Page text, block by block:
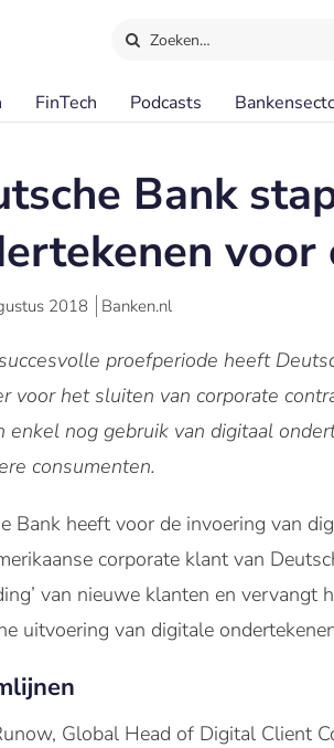
Zoeken…
FinTech Podcasts
Bank
2018 Banken.nl
proefperiode heeft
voor het sluiten van corporate
enkel nog gebruik van digitaal
consumenten.
Bank heeft voor de invoering van
corporate klant van
van nieuwe klanten en vervangt
uitvoering van digitale
Global Head of Digital Client